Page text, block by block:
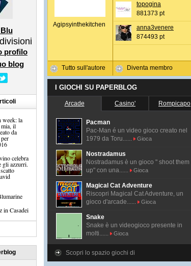
profilo
blog
week: la
mia, il
da
celebra
gli azzurri.
in Casadei
Agipsyinthekitchen
Tutto sull'autore
topogina
881373 pt
anna3venere
874493 pt
Diventa membro
I GIOCHI SU PAPERBLOG
Arcade Casino' Rompicapo
Pacman
Pac-Man é un video gioco creato nel
1979 da Toru......
Gioca
Nostradamus
Nostradamus è un gioco " shoot them
up" con una......
Gioca
Magical Cat Adventure
Riscopri Magical Cat Adventure, un
gioco d'arcade......
Gioca
Snake
Snake è un videogioco presente in
molti......
Gioca
Scopri lo spazio giochi di